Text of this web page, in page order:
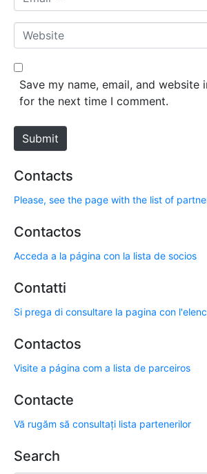
*
m
a
*
W
e
b
e
Save my name, email, and website
for the next time I comment.
Submit
Contacts
Please, see the page with the list of
Contactos
Acceda a la página con la lista de socios
Contatti
Si prega di consultare la pagina con
Contactos
Visite a página com a lista de parceiros
Contacte
Vă rugăm să consultați lista partenerilor
Search